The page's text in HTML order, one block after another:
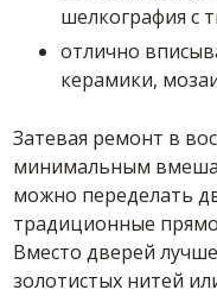
шелкография с
отлично
керамики,
Затевая ремонт в
минимальным
можно переделать
традиционные
Вместо дверей
золотистых нитей